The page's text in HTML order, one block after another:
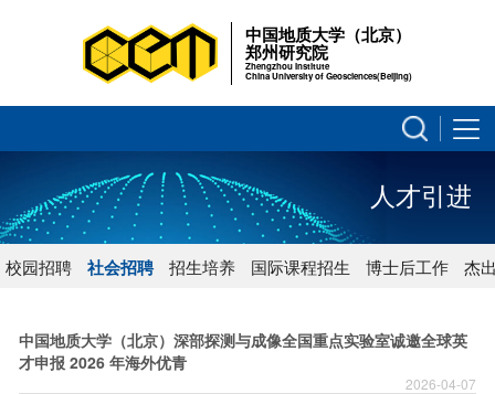
中国地质大学（北京）
郑州研究院
Zhengzhou Institute
China University of Geosciences(Beijing)
人才引进
校园招聘 社会招聘 招生培养 国际课程招生 博士后工作 杰
中国地质大学（北京）深部探测与成像全国重点实验室诚邀全球英
才申报 2026 年海外优青
2026-04-07